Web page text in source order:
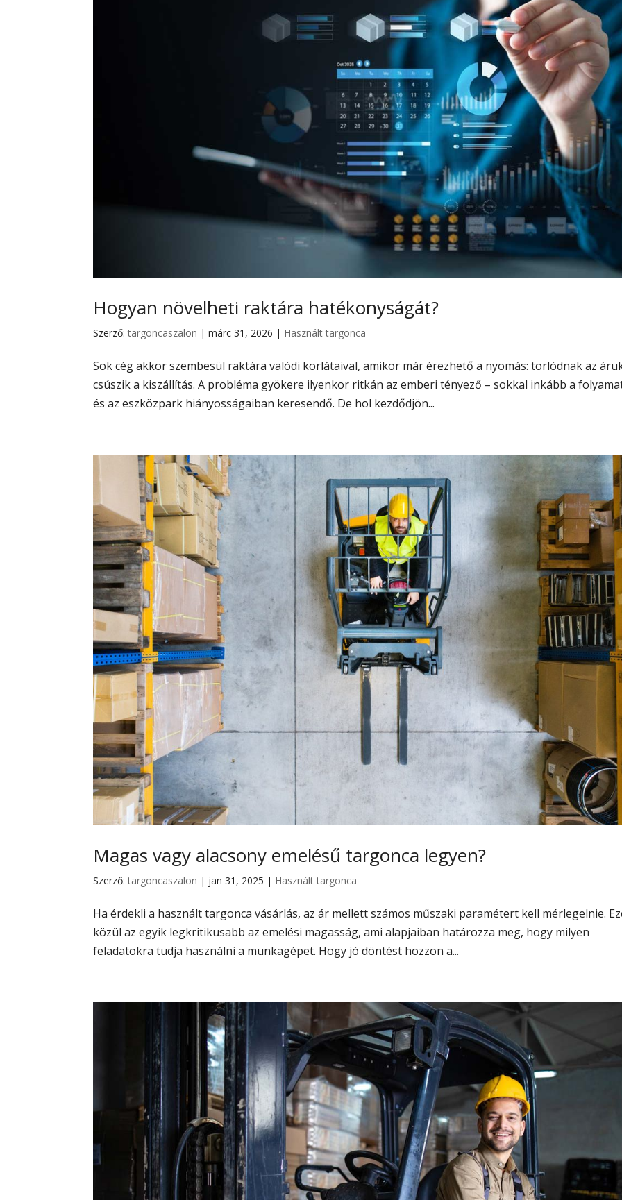
Hogyan növelheti raktára hatékonyságát?
Szerző:targoncaszalon |márc 31, 2026 | Használt targonca
Sok cég akkor szembesül raktára valódi korlátaival, amikor már érezhető a nyomás: torlódnak az
csúszik a kiszállítás. A probléma gyökere ilyenkor ritkán az emberi tényező – sokkal inkább a
és az eszközpark hiányosságaiban keresendő. De hol kezdődjön...
Magas vagy alacsony emelésű targonca legyen?
Szerző:targoncaszalon | jan 31, 2025 | Használt targonca
Ha érdekli a használt targonca vásárlás, az ár mellett számos műszaki paramétert kell mérlegelnie.
közül az egyik legkritikusabb az emelési magasság, ami alapjaiban határozza meg, hogy milyen
feladatokra tudja használni a munkagépet. Hogy jó döntést hozzon a...